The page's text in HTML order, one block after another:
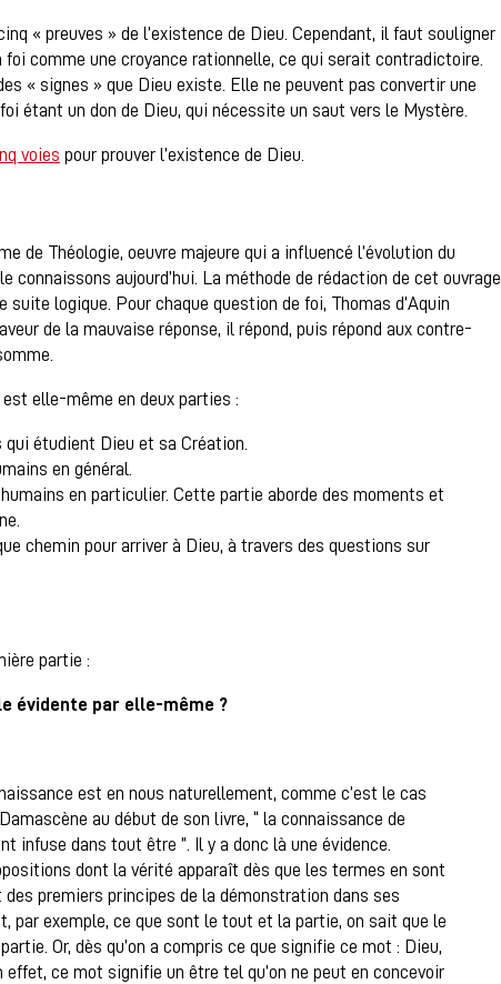
« preuves » de l’existence de Dieu. Cependant, il faut souligner
comme une croyance rationnelle, ce qui serait contradictoire.
« signes » que Dieu existe. Elle ne peuvent pas convertir une
étant un don de Dieu, qui nécessite un saut vers le Mystère.
voies pour prouver l’existence de Dieu.
de Théologie, oeuvre majeure qui a influencé l’évolution du
connaissons aujourd’hui. La méthode de rédaction de cet ouvrage
logique. Pour chaque question de foi, Thomas d’Aquin
de la mauvaise réponse, il répond, puis répond aux contre-
elle-même en deux parties :
qui étudient Dieu et sa Création.
en général.
en particulier. Cette partie aborde des moments et
chemin pour arriver à Dieu, à travers des questions sur
partie :
évidente par elle-même ?
est en nous naturellement, comme c’est le cas
au début de son livre, “ la connaissance de
infuse dans tout être ”. Il y a donc là une évidence.
dont la vérité apparaît dès que les termes en sont
premiers principes de la démonstration dans ses
par exemple, ce que sont le tout et la partie, on sait que le
Or, dès qu’on a compris ce que signifie ce mot : Dieu,
ce mot signifie un être tel qu’on ne peut en concevoir